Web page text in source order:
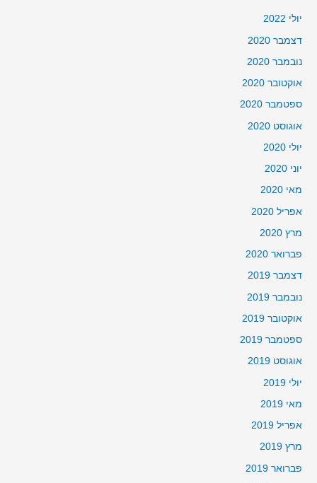
יולי 2022
דצמבר 2020
נובמבר 2020
אוקטובר 2020
ספטמבר 2020
אוגוסט 2020
יולי 2020
יוני 2020
מאי 2020
אפריל 2020
מרץ 2020
פברואר 2020
דצמבר 2019
נובמבר 2019
אוקטובר 2019
ספטמבר 2019
אוגוסט 2019
יולי 2019
מאי 2019
אפריל 2019
מרץ 2019
פברואר 2019